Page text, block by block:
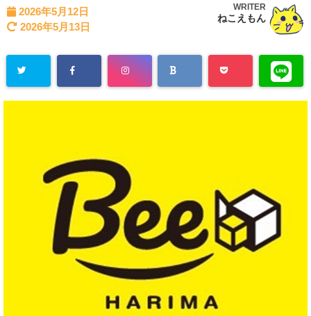
2026年5月12日
2026年5月13日
WRITER
ねこえもん